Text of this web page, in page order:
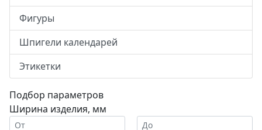
Фигуры
Шпигели календарей
Этикетки
Подбор параметров
Ширина изделия, мм